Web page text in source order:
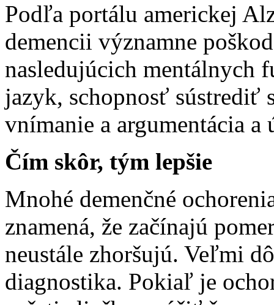
Podľa portálu americkej
demencii významne
nasledujúcich mentálnych
jazyk, schopnosť sústrediť
vnímanie a argumentácia a
Čím skôr, tým lepšie
Mnohé demenčné
znamená, že začínajú
neustále zhoršujú. Veľmi
diagnostika. Pokiaľ je